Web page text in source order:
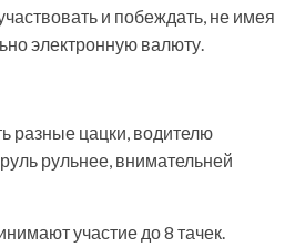
и побеждать, не имея
электронную валюту.
разные цацки, водителю
рульнее, внимательней
участие до 8 тачек.